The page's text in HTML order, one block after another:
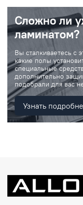
Сложно ли
ламинатом?
Вы сталкиваетесь с
какие полы
специальные
дополнительно
подобрали для вас
Узнать